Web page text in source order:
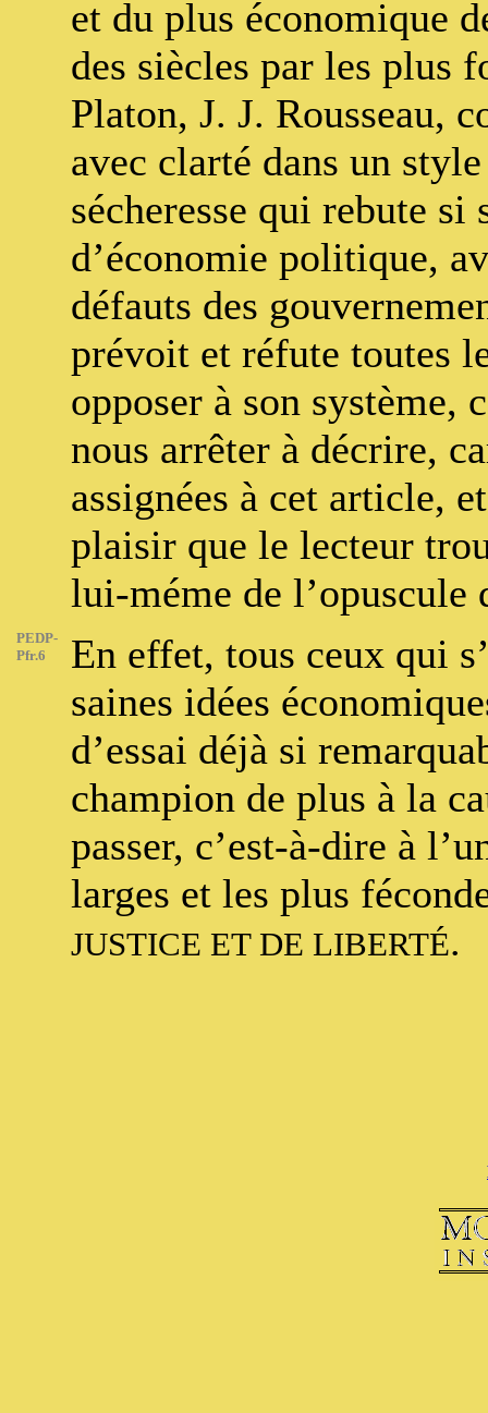
et du plus économique
des siècles par les plus
Platon, J. J. Rousseau,
avec clarté dans un
sécheresse qui rebute si
d’économie politique,
défauts des
prévoit et réfute toutes
opposer à son système,
nous arrêter à décrire,
assignées à cet article,
plaisir que le lecteur
lui-méme de l’opuscule
PEDP-
Pfr.6
En effet, tous ceux qui
saines idées
d’essai déjà si
champion de plus à la
passer, c’est-à-dire à
larges et les plus
JUSTICE ET DE LIBERTÉ.